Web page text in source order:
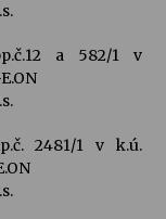
a 582/1 v
2481/1 v k.ú.